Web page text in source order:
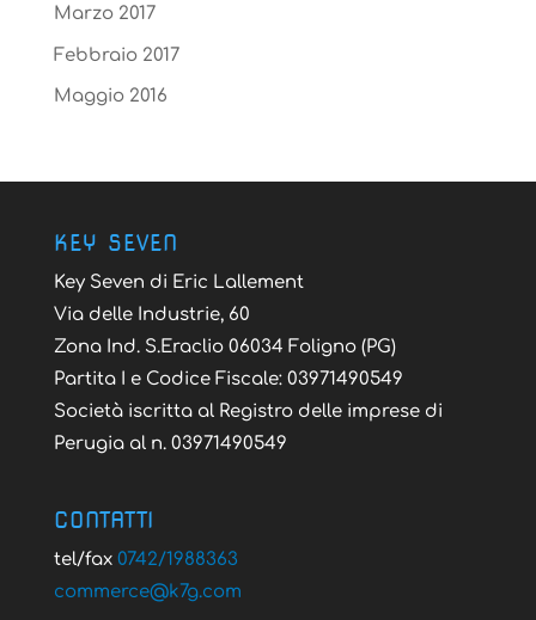
Marzo 2017
Febbraio 2017
Maggio 2016
KEY SEVEN
Key Seven di Eric Lallement
Via delle Industrie, 60
Zona Ind. S.Eraclio 06034 Foligno (PG)
Partita I e Codice Fiscale: 03971490549
Società iscritta al Registro delle imprese di
Perugia al n. 03971490549
CONTATTI
tel/fax 0742/1988363
moc.g7k
@ecremmoc